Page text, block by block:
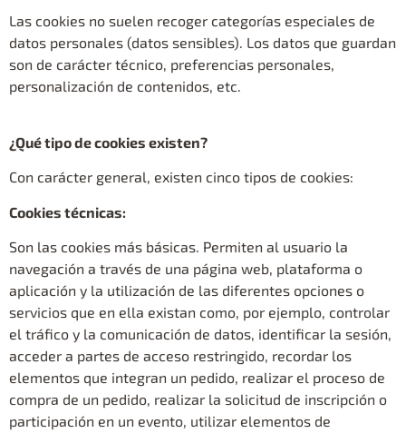
Las cookies no suelen recoger categorías especiales de
datos personales (datos sensibles). Los datos que guardan
son de carácter técnico, preferencias personales,
personalización de contenidos, etc.
¿Qué tipo de cookies existen?
Con carácter general, existen cinco tipos de cookies:
Cookies técnicas:
Son las cookies más básicas. Permiten al usuario la
navegación a través de una página web, plataforma o
aplicación y la utilización de las diferentes opciones o
servicios que en ella existan como, por ejemplo, controlar
el tráfico y la comunicación de datos, identificar la sesión,
acceder a partes de acceso restringido, recordar los
elementos que integran un pedido, realizar el proceso de
compra de un pedido, realizar la solicitud de inscripción o
participación en un evento, utilizar elementos de